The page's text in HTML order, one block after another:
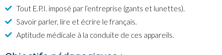
Tout E.P.I. imposé par l’entreprise (gants et lunettes).
Savoir parler, lire et écrire le français.
Aptitude médicale à la conduite de ces appareils.